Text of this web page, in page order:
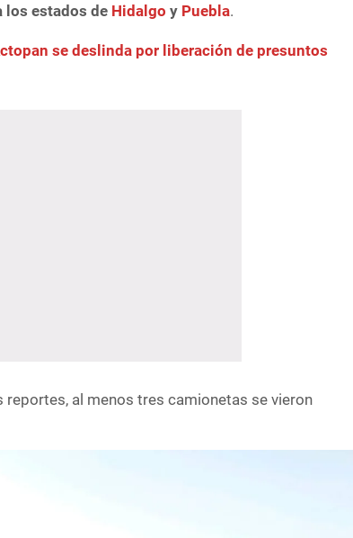
los estados de Hidalgo y Puebla.
se deslinda por liberación de presuntos
reportes, al menos tres camionetas se vieron